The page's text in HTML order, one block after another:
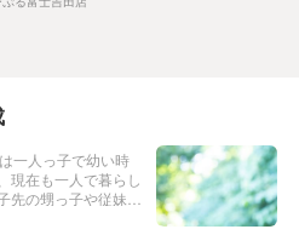
一人っ子で幼い時
現在も一人で暮らし
の甥っ子や従妹た